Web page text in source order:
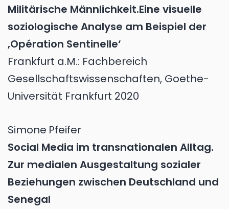
Militärische Männlichkeit.Eine visuelle
soziologische Analyse am Beispiel der
‚Opération Sentinelle‘
Frankfurt a.M.: Fachbereich
Gesellschaftswissenschaften, Goethe-
Universität Frankfurt 2020
Simone Pfeifer
Social Media im transnationalen Alltag.
Zur medialen Ausgestaltung sozialer
Beziehungen zwischen Deutschland und
Senegal